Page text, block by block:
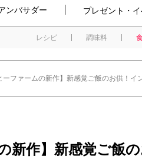
ンバサダー プレゼント・イ
レシピ 調味料
ーファームの新作】新感覚ご飯のお供！イ
新作】新感覚ご飯